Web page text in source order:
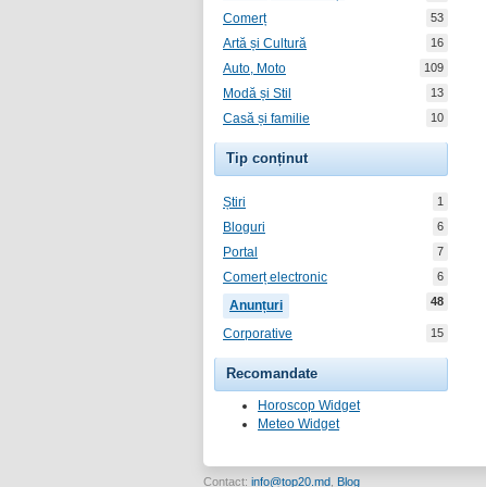
Comerț 53
Artă și Cultură 16
Auto, Moto 109
Modă și Stil 13
Casă și familie 10
Tip conținut
Știri 1
Bloguri 6
Portal 7
Comerț electronic 6
Anunțuri 48
Corporative 15
Recomandate
Horoscop Widget
Meteo Widget
Contact: info@top20.md Blog